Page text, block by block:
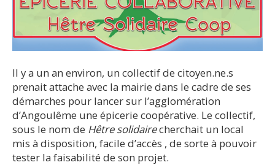
Il y a un an environ, un collectif de citoyen.ne.s
prenait attache avec la mairie dans le cadre de ses
démarches pour lancer sur l’agglomération
d’Angoulême une épicerie coopérative. Le collectif,
sous le nom de Hêtre solidairecherchait un local
mis à disposition, facile d’accès , de sorte à pouvoir
tester la faisabilité de son projet.